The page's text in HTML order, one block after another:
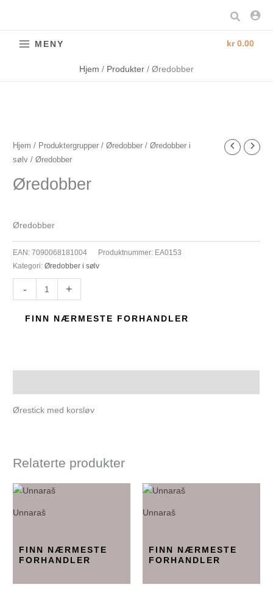
Søk
MENY kr0.00
Hjem Produkter Øredobber
Hjem / Produktergrupper /Øredobber /Øredobber i
sølv / Øredobber
Øredobber
Øredobber
EAN:7090068181004 Produktnummer: EA0153
Kategori:Øredobber i sølv
-
Øredobber
antall
+
FINN NÆRMESTE FORHANDLER
Ørestick med korsløv
Relaterte produkter
Unnaraš
FINN NÆRMESTE
FORHANDLER
Unnaraš
FINN NÆRMESTE
FORHANDLER